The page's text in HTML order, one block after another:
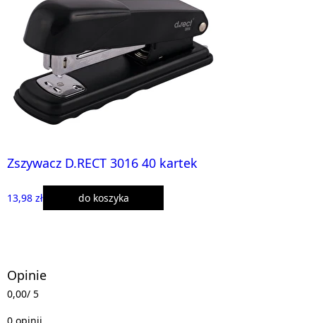
Zszywacz D.RECT 3016 40 kartek
13,98 zł do koszyka
Opinie
0,00/ 5
0 opinii